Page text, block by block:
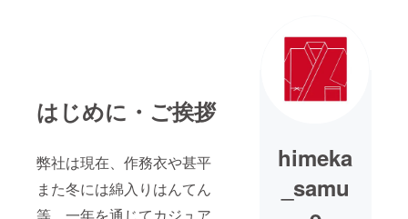
はじめに・ご挨拶
弊社は現在、作務衣や甚平
また冬には綿入りはんてん
himeka
_samu